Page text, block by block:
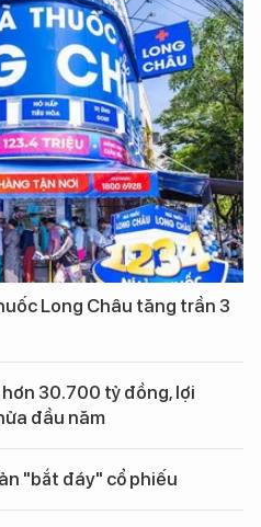
Long Châu tăng trần 3
30.700 tỷ đồng, lợi
đầu năm
"bắt đáy" cổ phiếu